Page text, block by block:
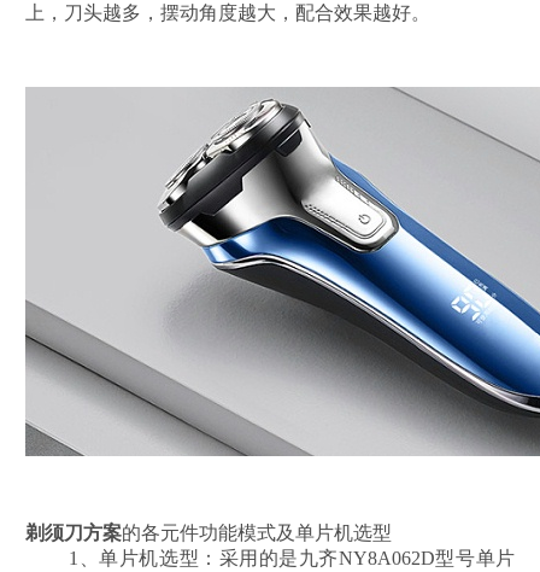
上，刀头越多，摆动角度越大，配合效果越好。
剃须刀方案的各元件功能模式及单片机选型
1、单片机选型：采用的是九齐NY8A062D型号单片